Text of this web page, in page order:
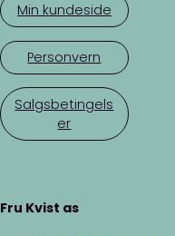
Min kundeside
Personvern
Salgsbetingels
er
Fru Kvist as